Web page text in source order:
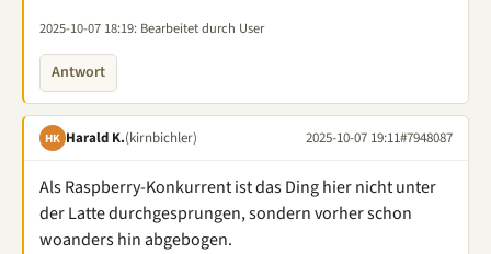
2025-10-07 18:19: Bearbeitet durch User
Antwort
HK Harald K.(kirnbichler) 2025-10-07 19:11#7948087
Als Raspberry-Konkurrent ist das Ding hier nicht unter
der Latte durchgesprungen, sondern vorher schon
woanders hin abgebogen.